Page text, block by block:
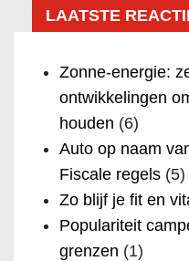
LAATSTE
Zonne-energie:
ontwikkelingen
houden (6)
Auto op naam
Fiscale regels (5)
Zo blijf je fit en
Populariteit
grenzen (1)